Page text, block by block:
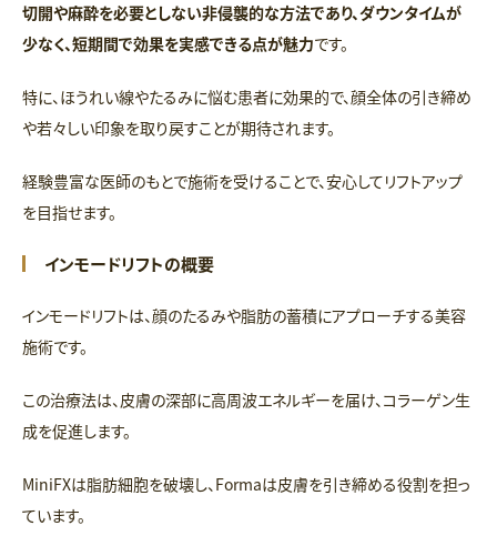
切開や麻酔を必要としない非侵襲的な方法であり、ダウンタイムが
少なく、短期間で効果を実感できる点が魅力です。
特に、ほうれい線やたるみに悩む患者に効果的で、顔全体の引き締め
や若々しい印象を取り戻すことが期待されます。
経験豊富な医師のもとで施術を受けることで、安心してリフトアップ
を目指せます。
インモードリフトの概要
インモードリフトは、顔のたるみや脂肪の蓄積にアプローチする美容
施術です。
この治療法は、皮膚の深部に高周波エネルギーを届け、コラーゲン生
成を促進します。
MiniFXは脂肪細胞を破壊し、Formaは皮膚を引き締める役割を担っ
ています。